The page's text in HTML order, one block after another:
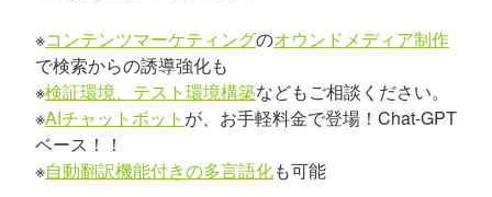
※コンテンツマーケティングのオウンドメディア制作
で検索からの誘導強化も
※検証環境、テスト環境構築などもご相談ください。
※AIチャットボット が、お手軽料金で登場！Chat-GPT
ベース！！
※自動翻訳機能付きの多言語化も可能